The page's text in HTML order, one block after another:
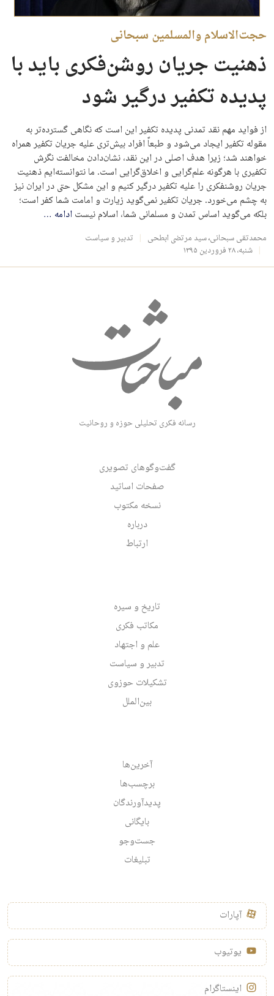
حجت‌الاسلام والمسلمین سبحانی
ذهنیت جریان روشن‌فکری باید با
پدیده تکفیر درگیر شود
از فواید مهم نقد تمدنی پدیده تکفیر این است که نگاهی گسترده‌تر به
مقوله تکفیر ایجاد می‌شود و طبعاً افراد بیش‌تری علیه جریان تکفیر همراه
خواهند شد؛ زیرا هدف اصلی در این نقد، نشان‌دادن مخالفت نگرش
تکفیری با هرگونه علم‌گرایی و اخلاق‌گرایی است. ما نتوانسته‌ایم ذهنیت
جریان روشنفکری را علیه تکفیر درگیر کنیم و این مشکل حتی در ایران نیز
به چشم می‌خورد. جریان تکفیر نمی‌گوید زیارت و امامت شما کفر است؛
بلکه می‌گوید اساس تمدن و مسلمانی شما، اسلام نیستادامه …
محمدتقی سبحانی،سید مرتضی ابطحی
تدبیر و سیاست
شنبه، ۲۸ فروردین ۱۳۹۵
رسانه فکری تحلیلی حوزه و روحانیت
گفت‌وگوهای تصویری
صفحات اساتید
نسخه مکتوب
درباره
ارتباط
تاریخ و سیره
مکاتب فکری
علم و اجتهاد
تدبیر و سیاست
تشکیلات حوزوی
بین‌الملل
آخرین‌ها
برچسب‌ها
پدیدآورندگان
بایگانی
جست‌وجو
تبلیغات
آپارات
یوتیوب
اینستاگرام